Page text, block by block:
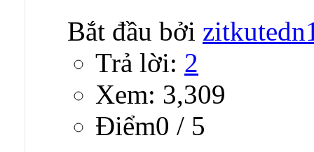
Bắt đầu bởi
Trả lời: 2
Xem: 3,309
Ðiểm0 / 5